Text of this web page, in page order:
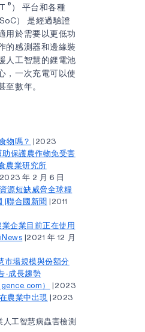
® ） 平台和各種
SoC） 是經過驗證
用於需要以更低功
的感測器和邊緣裝
人工智慧的鋰電池
，一次充電可以使
至數年。
物嗎？ |2023
助保護農作物免受害
農業研究所
年 2 月 6 日
源短缺威脅全球糧
|聯合國新聞 |2011
企業目前正在使用
|2021 年 12 月
市場規模與份額分
-成長趨勢
）
|2023
農業中出現 |2023
人工智慧病蟲害檢測